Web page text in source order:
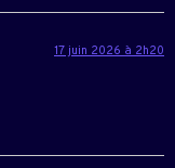
17 juin 2026 à 2h20